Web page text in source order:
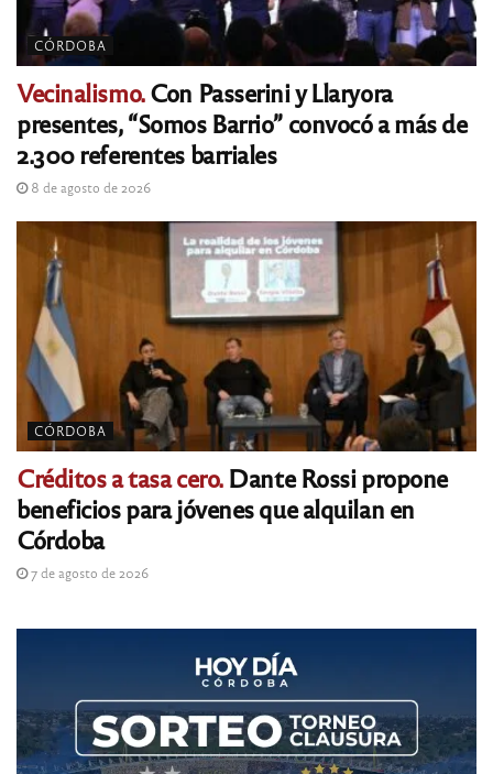
CÓRDOBA
Vecinalismo.Con Passerini y Llaryora
presentes, “Somos Barrio” convocó a más de
2.300 referentes barriales
8 de agosto de 2026
CÓRDOBA
Créditos a tasa cero.Dante Rossi propone
beneficios para jóvenes que alquilan en
Córdoba
7 de agosto de 2026